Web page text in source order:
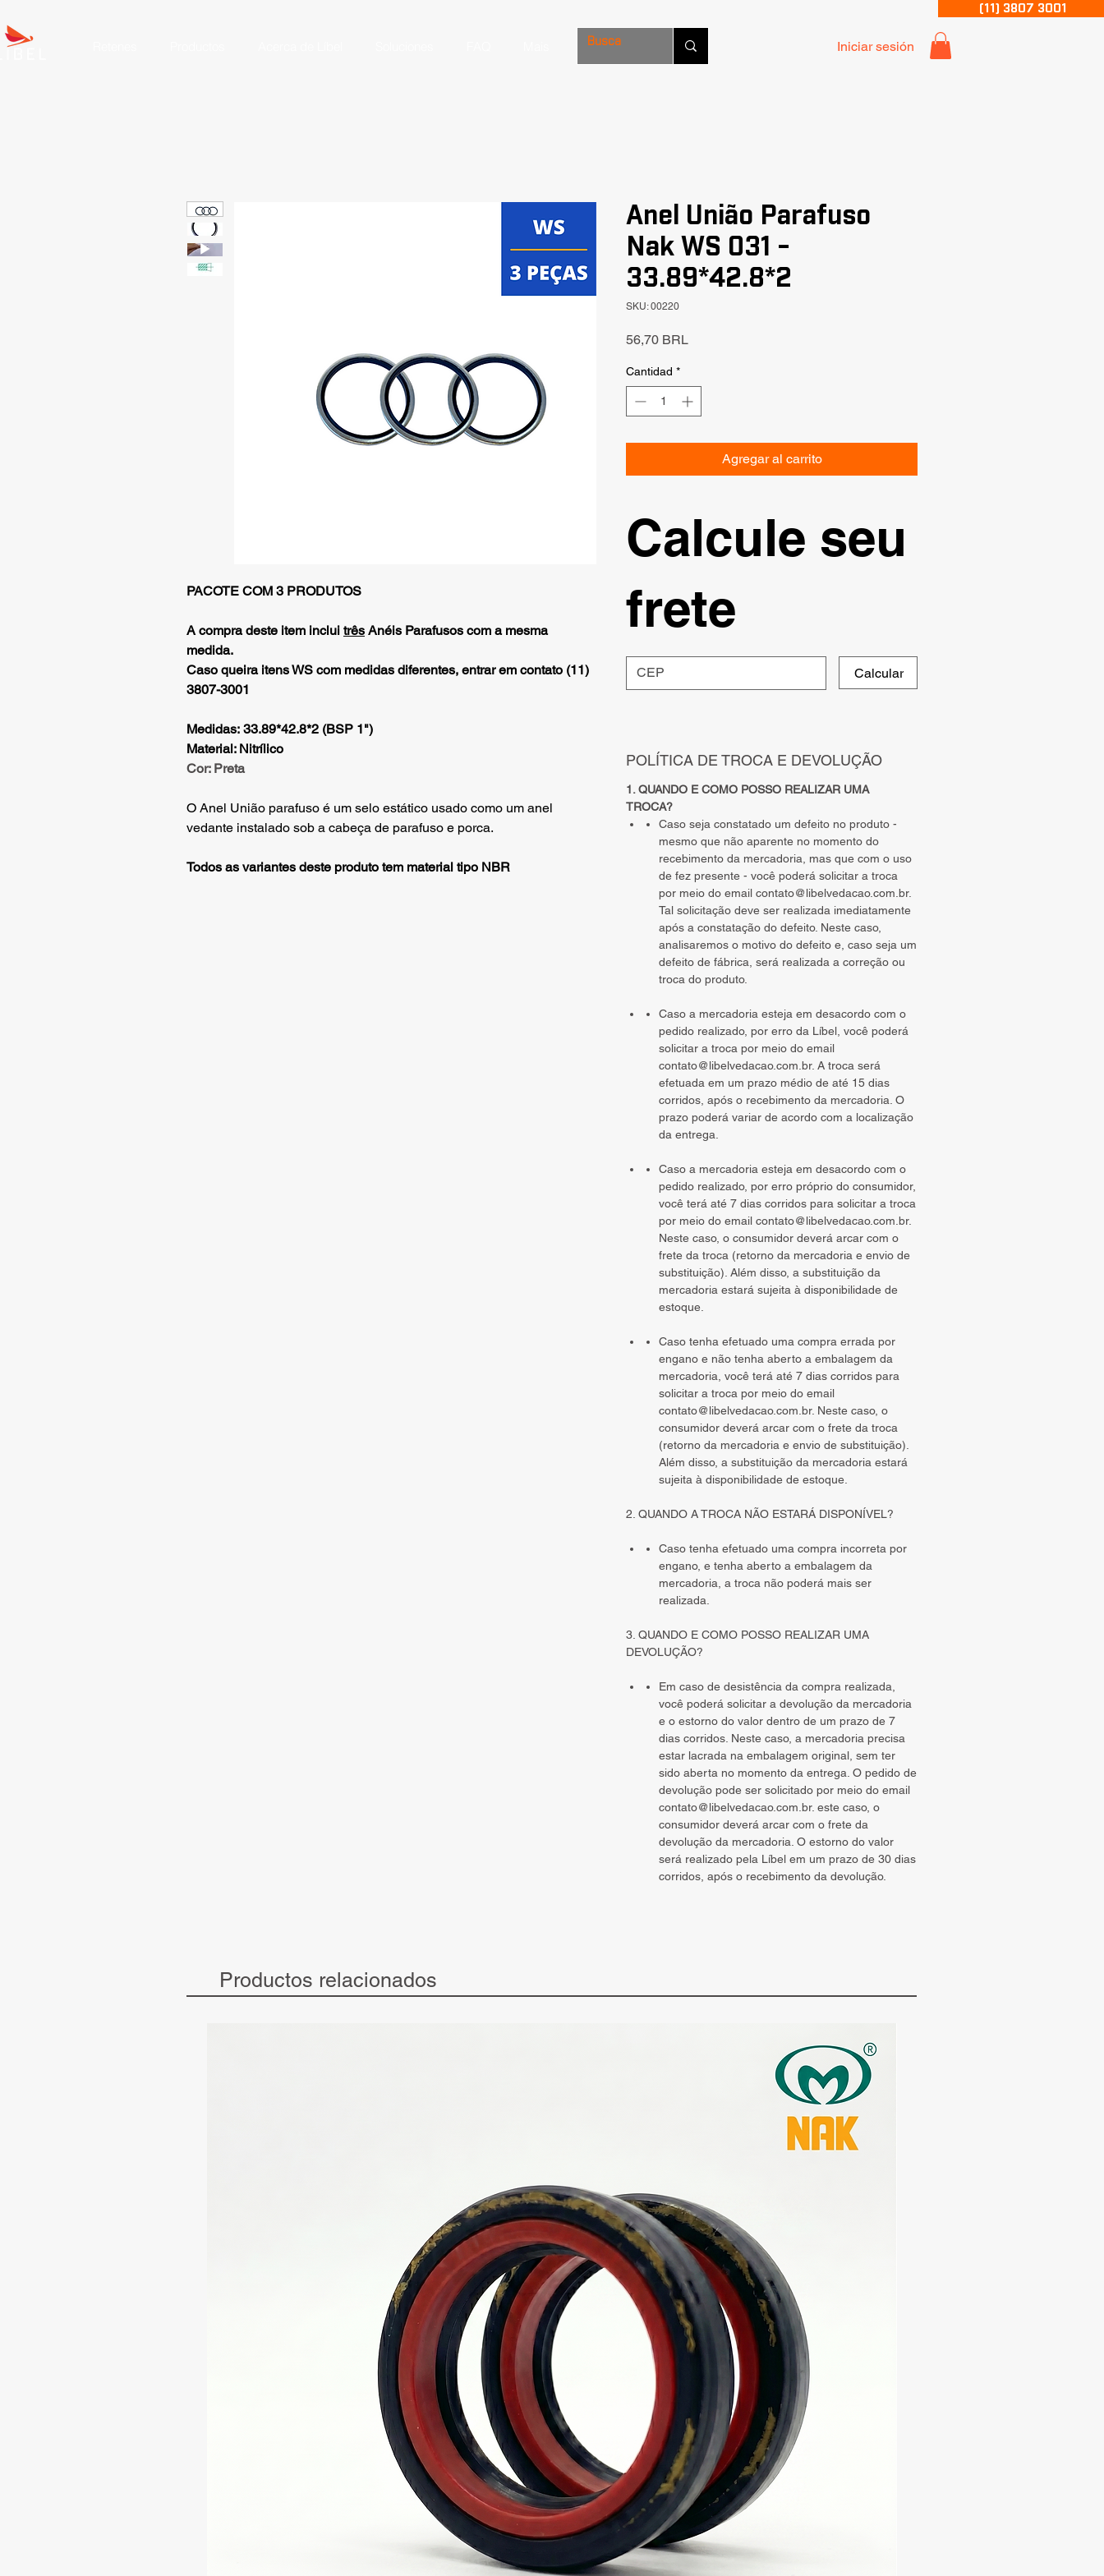
(11) 3807 3001
Iniciar sesión
PACOTE COM 3 PRODUTOS
A compra deste item inclui três Anéis Parafusos com a mesma
medida.
Caso queira itens WS com medidas diferentes, entrar em contato (11)
3807-3001
Medidas: 33.89*42.8*2 (BSP 1")
Material: Nitrílico
Cor: Preta
O Anel União parafuso é um selo estático usado como um anel
vedante instalado sob a cabeça de parafuso e porca.
Todos as variantes deste produto tem material tipo NBR
Anel União Parafuso
Nak WS 031 -
33.89*42.8*2
SKU: 00220
56,70 BRLPrecio
Cantidad *
Agregar al carrito
Calcule seu
frete
Calcular
POLÍTICA DE TROCA E DEVOLUÇÃO
1. QUANDO E COMO POSSO REALIZAR UMA
TROCA?
Caso seja constatado um defeito no produto -
mesmo que não aparente no momento do
recebimento da mercadoria, mas que com o uso
de fez presente - você poderá solicitar a troca
por meio do email contato@libelvedacao.com.br.
Tal solicitação deve ser realizada imediatamente
após a constatação do defeito. Neste caso,
analisaremos o motivo do defeito e, caso seja um
defeito de fábrica, será realizada a correção ou
troca do produto.
Caso a mercadoria esteja em desacordo com o
pedido realizado, por erro da Líbel, você poderá
solicitar a troca por meio do email
contato@libelvedacao.com.br. A troca será
efetuada em um prazo médio de até 15 dias
corridos, após o recebimento da mercadoria. O
prazo poderá variar de acordo com a localização
da entrega.
Caso a mercadoria esteja em desacordo com o
pedido realizado, por erro próprio do consumidor,
você terá até 7 dias corridos para solicitar a troca
por meio do email contato@libelvedacao.com.br.
Neste caso, o consumidor deverá arcar com o
frete da troca (retorno da mercadoria e envio de
substituição). Além disso, a substituição da
mercadoria estará sujeita à disponibilidade de
estoque.
Caso tenha efetuado uma compra errada por
engano e não tenha aberto a embalagem da
mercadoria, você terá até 7 dias corridos para
solicitar a troca por meio do email
contato@libelvedacao.com.br. Neste caso, o
consumidor deverá arcar com o frete da troca
(retorno da mercadoria e envio de substituição).
Além disso, a substituição da mercadoria estará
sujeita à disponibilidade de estoque.
2. QUANDO A TROCA NÃO ESTARÁ DISPONÍVEL?
Caso tenha efetuado uma compra incorreta por
engano, e tenha aberto a embalagem da
mercadoria, a troca não poderá mais ser
realizada.
3. QUANDO E COMO POSSO REALIZAR UMA
DEVOLUÇÃO?
Em caso de desistência da compra realizada,
você poderá solicitar a devolução da mercadoria
e o estorno do valor dentro de um prazo de 7
dias corridos. Neste caso, a mercadoria precisa
estar lacrada na embalagem original, sem ter
sido aberta no momento da entrega. O pedido de
devolução pode ser solicitado por meio do email
contato@libelvedacao.com.br. este caso, o
consumidor deverá arcar com o frete da
devolução da mercadoria. O estorno do valor
será realizado pela Líbel em um prazo de 30 dias
corridos, após o recebimento da devolução.
Productos relacionados